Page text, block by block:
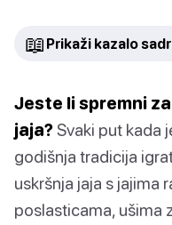
📖 Prikaži kazalo
Jeste li spremni
jaja? Svaki put kada
godišnja tradicija
uskršnja jaja s jajima
poslasticama, ušima